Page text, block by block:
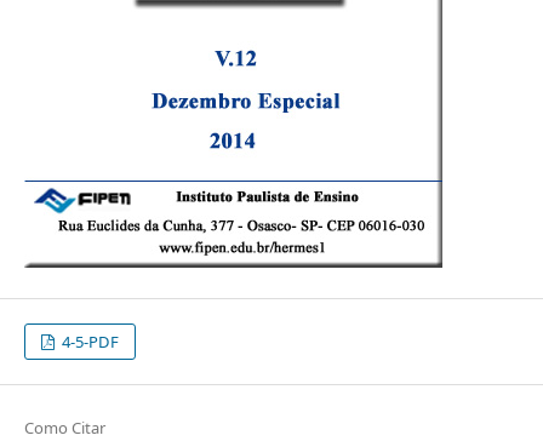
4-5-PDF
Como Citar